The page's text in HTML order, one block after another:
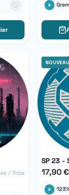
/ Tribe
NOUVEAU
SP 23 -
17,90 €